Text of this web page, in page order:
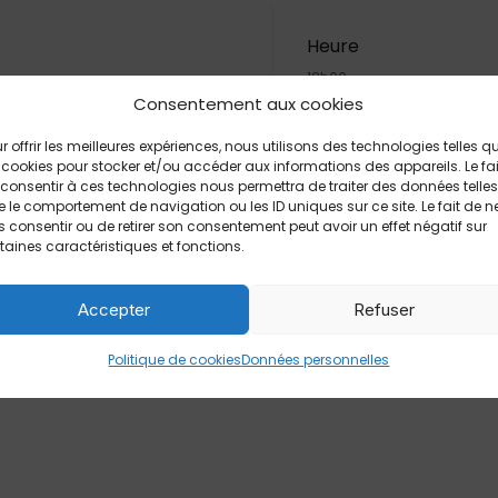
Consentement aux cookies
offrir les meilleures expériences, nous utilisons des technologies telles
pour stocker et/ou accéder aux informations des appareils. Le
à ces technologies nous permettra de traiter des données telles
le comportement de navigation ou les ID uniques sur ce site. Le fait de
consentir ou de retirer son consentement peut avoir un effet négatif sur
caractéristiques et fonctions.
Accepter Refuser
Politique de cookiesDonnées personnelles
Heure
12h00
concocté par Raymond Traiteur, à ses aînés,
flan d’asperges et sa concassée
pommes sautées, fagot de haricots verts